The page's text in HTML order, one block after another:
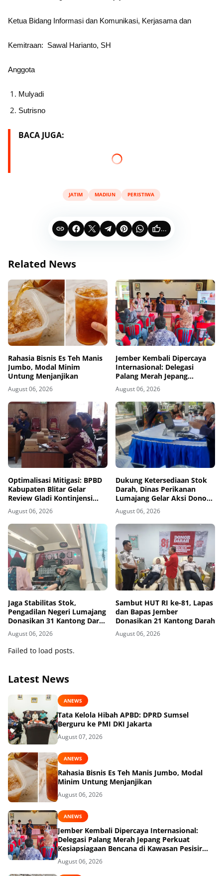
Ketua Bidang Informasi dan Komunikasi, Kerjasama dan
Kemitraan: Sawal Harianto, SH
Anggota
Mulyadi
Sutrisno
BACA JUGA:
JATIM MADIUN PERISTIWA
...
Related News
Rahasia Bisnis Es Teh Manis
Jumbo, Modal Minim
Untung Menjanjikan
August 06, 2026
Jember Kembali Dipercaya
Internasional: Delegasi
Palang Merah Jepang
Perkuat Kesiapsiagaan
Bencana di Kawasan Pesisir
dan Sekolah
August 06, 2026
Optimalisasi Mitigasi: BPBD
Kabupaten Blitar Gelar
Review Gladi Kontinjensi
Erupsi Gunung Kelud
August 06, 2026
Dukung Ketersediaan Stok
Darah, Dinas Perikanan
Lumajang Gelar Aksi Donor
Darah
August 06, 2026
Jaga Stabilitas Stok,
Pengadilan Negeri Lumajang
Donasikan 31 Kantong Darah
Melalui PMI
August 06, 2026
Sambut HUT RI ke-81, Lapas
dan Bapas Jember
Donasikan 21 Kantong Darah
August 06, 2026
Failed to load posts.
Latest News
ANEWS
Tata Kelola Hibah APBD: DPRD Sumsel
Berguru ke PMI DKI Jakarta
August 07, 2026
ANEWS
Rahasia Bisnis Es Teh Manis Jumbo, Modal
Minim Untung Menjanjikan
August 06, 2026
ANEWS
Jember Kembali Dipercaya Internasional:
Delegasi Palang Merah Jepang Perkuat
Kesiapsiagaan Bencana di Kawasan Pesisir
dan Sekolah
August 06, 2026